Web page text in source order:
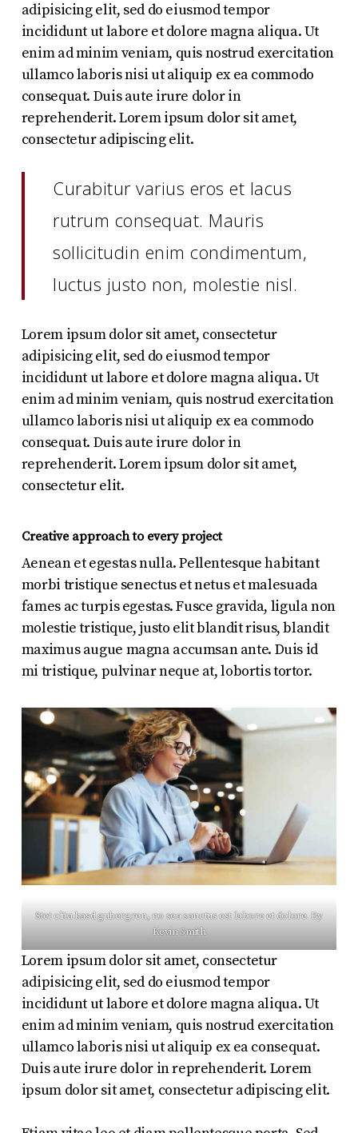
adipisicing elit, sed do eiusmod tempor
incididunt ut labore et dolore magna aliqua. Ut
enim ad minim veniam, quis nostrud exercitation
ullamco laboris nisi ut aliquip ex ea commodo
consequat. Duis aute irure dolor in
reprehenderit. Lorem ipsum dolor sit amet,
consectetur adipiscing elit.
Curabitur varius eros et lacus
rutrum consequat. Mauris
sollicitudin enim condimentum,
luctus justo non, molestie nisl.
Lorem ipsum dolor sit amet, consectetur
adipisicing elit, sed do eiusmod tempor
incididunt ut labore et dolore magna aliqua. Ut
enim ad minim veniam, quis nostrud exercitation
ullamco laboris nisi ut aliquip ex ea commodo
consequat. Duis aute irure dolor in
reprehenderit. Lorem ipsum dolor sit amet,
consectetur elit.
Creative approach to every project
Aenean et egestas nulla. Pellentesque habitant
morbi tristique senectus et netus et malesuada
fames ac turpis egestas. Fusce gravida, ligula non
molestie tristique, justo elit blandit risus, blandit
maximus augue magna accumsan ante. Duis id
mi tristique, pulvinar neque at, lobortis tortor.
Stet clita kasd gubergren, no sea sanctus est labore et dolore. By
Kevin Smith
Lorem ipsum dolor sit amet, consectetur
adipisicing elit, sed do eiusmod tempor
incididunt ut labore et dolore magna aliqua. Ut
enim ad minim veniam, quis nostrud exercitation
ullamco laboris nisi ut aliquip ex ea consequat.
Duis aute irure dolor in reprehenderit. Lorem
ipsum dolor sit amet, consectetur adipiscing elit.